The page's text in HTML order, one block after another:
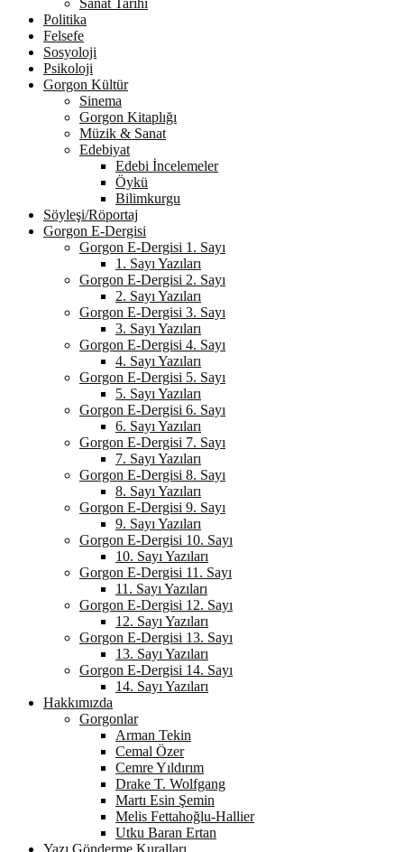
Sanat Tarihi
Politika
Felsefe
Sosyoloji
Psikoloji
Gorgon Kültür
Sinema
Gorgon Kitaplığı
Müzik & Sanat
Edebiyat
Edebi İncelemeler
Öykü
Bilimkurgu
Söyleşi/Röportaj
Gorgon E-Dergisi
Gorgon E-Dergisi 1. Sayı
1. Sayı Yazıları
Gorgon E-Dergisi 2. Sayı
2. Sayı Yazıları
Gorgon E-Dergisi 3. Sayı
3. Sayı Yazıları
Gorgon E-Dergisi 4. Sayı
4. Sayı Yazıları
Gorgon E-Dergisi 5. Sayı
5. Sayı Yazıları
Gorgon E-Dergisi 6. Sayı
6. Sayı Yazıları
Gorgon E-Dergisi 7. Sayı
7. Sayı Yazıları
Gorgon E-Dergisi 8. Sayı
8. Sayı Yazıları
Gorgon E-Dergisi 9. Sayı
9. Sayı Yazıları
Gorgon E-Dergisi 10. Sayı
10. Sayı Yazıları
Gorgon E-Dergisi 11. Sayı
11. Sayı Yazıları
Gorgon E-Dergisi 12. Sayı
12. Sayı Yazıları
Gorgon E-Dergisi 13. Sayı
13. Sayı Yazıları
Gorgon E-Dergisi 14. Sayı
14. Sayı Yazıları
Hakkımızda
Gorgonlar
Arman Tekin
Cemal Özer
Cemre Yıldırım
Drake T. Wolfgang
Martı Esin Şemin
Melis Fettahoğlu-Hallier
Utku Baran Ertan
Yazı Gönderme Kuralları